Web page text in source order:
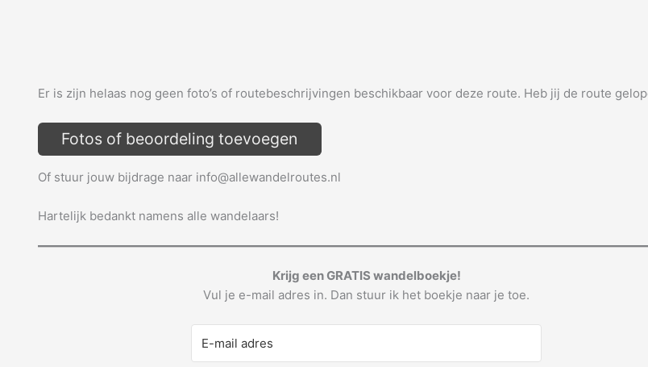
Er is zijn helaas nog geen foto’s of routebeschrijvingen beschikbaar voor deze route. Heb jij de route
Fotos of beoordeling toevoegen
Of stuur jouw bijdrage naar info@allewandelroutes.nl
Hartelijk bedankt namens alle wandelaars!
Krijg een GRATIS wandelboekje!
Vul je e-mail adres in. Dan stuur ik het boekje naar je toe.